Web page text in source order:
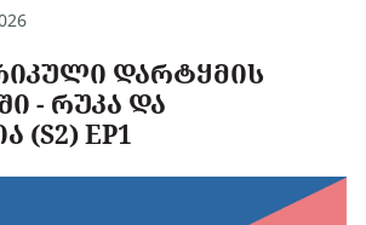
ᲓᲐᲠᲢᲧᲛᲘᲡ
- ᲠᲣᲙᲐ ᲓᲐ
EP1